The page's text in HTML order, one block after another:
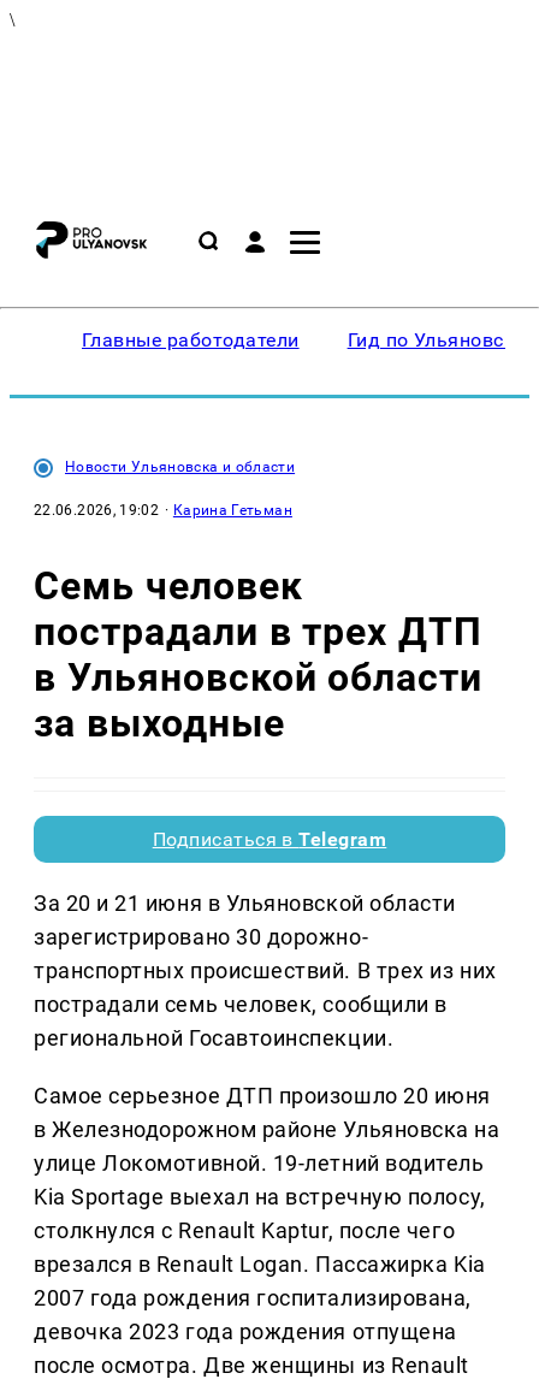
\
Главные работодатели Гид по Ульяновску
Новости Ульяновска и области
22.06.2026, 19:02 · Карина Гетьман
Семь человек
пострадали в трех ДТП
в Ульяновской области
за выходные
Подписаться вTelegram
За 20 и 21 июня в Ульяновской области
зарегистрировано 30 дорожно-
транспортных происшествий. В трех из них
пострадали семь человек, сообщили в
региональной Госавтоинспекции.
Самое серьезное ДТП произошло 20 июня
в Железнодорожном районе Ульяновска на
улице Локомотивной. 19-летний водитель
Kia Sportage выехал на встречную полосу,
столкнулся с Renault Kaptur, после чего
врезался в Renault Logan. Пассажирка Kia
2007 года рождения госпитализирована,
девочка 2023 года рождения отпущена
после осмотра. Две женщины из Renault